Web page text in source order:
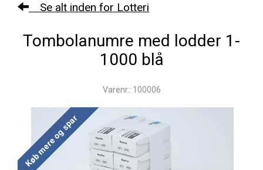
Se alt inden for Lotteri
Tombolanumre med lodder 1-
1000 blå
Varenr.: 100006
Køb mere og spar